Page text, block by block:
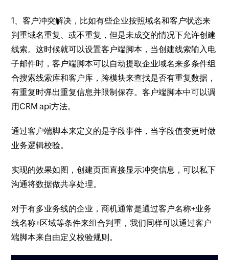
1、客户冲突解决，比如有些企业按照域名和客户状态来
判重域名重复、或不重复，但是未成交的情况下允许创建
线索。这时候就可以设置客户端脚本，当创建线索输入电
子邮件时，客户端脚本可以自动提取企业域名来多条件组
合搜索线索库和客户库，跨模块来查找是否有重复数据，
有重复时弹出重复信息并限制保存。客户端脚本中可以调
用CRM api方法。
通过客户端脚本来定义的是字段事件，当字段值变更时做
业务逻辑校验。
实现的效果如图，创建页面直接显示冲突信息，可以私下
沟通将数据做共享处理。
对于有多业务线的企业，商机通常是通过客户名称+业务
线名称+区域等条件来组合判重，我们同样可以通过客户
端脚本来自由定义校验规则。